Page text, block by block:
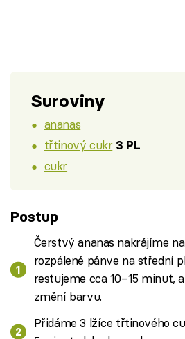
Suroviny
ananas
třtinový cukr 3 PL
cukr
Postup
Čerstvý ananas nakrájíme
rozpálené pánve na střední
restujeme cca 10–15 minut,
změní barvu.
Přidáme 3 lžíce třtinového